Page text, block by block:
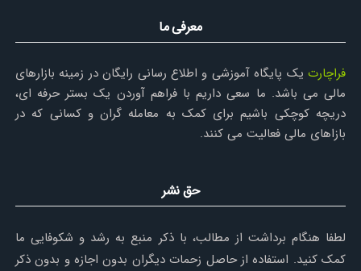
معرفی ما
فراچارتیک پایگاه آموزشی و اطلاع رسانی رایگان در زمینه بازارهای
مالی می باشد. ما سعی داریم با فراهم آوردن یک بستر حرفه ای،
دریچه کوچکی باشیم برای کمک به معامله گران و کسانی که در
بازاهای مالی فعالیت می کنند.
حق نشر
لطفا هنگام برداشت از مطالب، با ذکر منبع به رشد و شکوفایی ما
کمک کنید. استفاده از حاصل زحمات دیگران بدون اجازه و بدون ذکر